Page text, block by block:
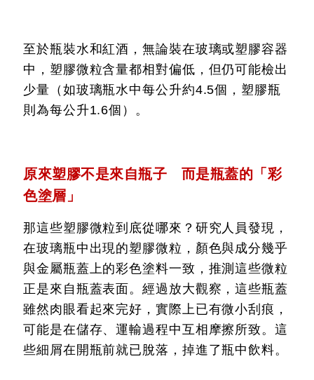
至於瓶裝水和紅酒，無論裝在玻璃或塑膠容器
中，塑膠微粒含量都相對偏低，但仍可能檢出
少量（如玻璃瓶水中每公升約4.5個，塑膠瓶
則為每公升1.6個）。
原來塑膠不是來自瓶子 而是瓶蓋的「彩
色塗層」
那這些塑膠微粒到底從哪來？研究人員發現，
在玻璃瓶中出現的塑膠微粒，顏色與成分幾乎
與金屬瓶蓋上的彩色塗料一致，推測這些微粒
正是來自瓶蓋表面。經過放大觀察，這些瓶蓋
雖然肉眼看起來完好，實際上已有微小刮痕，
可能是在儲存、運輸過程中互相摩擦所致。這
些細屑在開瓶前就已脫落，掉進了瓶中飲料。